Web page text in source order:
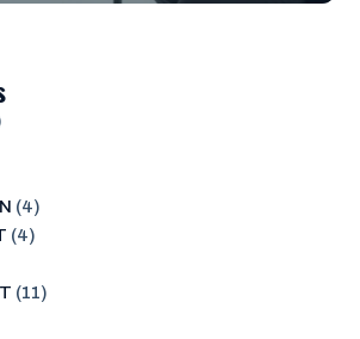
(4)
(4)
(11)